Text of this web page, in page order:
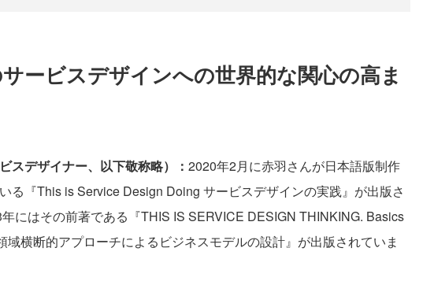
ービスデザインへの世界的な関心の高ま
スデザイナー、以下敬称略）： 2020年2月に赤羽さんが日本語版制作
る『This is Service Design Doing サービスデザインの実践』が出版さ
にはその前著である『THIS IS SERVICE DESIGN THINKING. Basics
域横断的アプローチによるビジネスモデルの設計』が出版されていま